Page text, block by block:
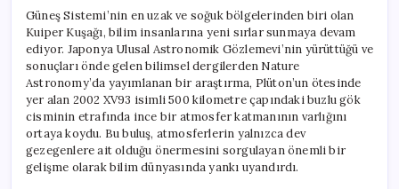
Kuiper
Kuşağı’ndaki
Küçük
Dünya’da
Şaşırtıcı
Keşif!
için
Güneş Sistemi’nin en uzak ve soğuk bölgelerinden biri olan
Kuiper Kuşağı, bilim insanlarına yeni sırlar sunmaya devam
ediyor. Japonya Ulusal Astronomik Gözlemevi’nin yürüttüğü ve
sonuçları önde gelen bilimsel dergilerden Nature
Astronomy’da yayımlanan bir araştırma, Plüton’un ötesinde
yer alan 2002 XV93 isimli 500 kilometre çapındaki buzlu gök
cisminin etrafında ince bir atmosfer katmanının varlığını
ortaya koydu. Bu buluş, atmosferlerin yalnızca dev
gezegenlere ait olduğu önermesini sorgulayan önemli bir
gelişme olarak bilim dünyasında yankı uyandırdı.